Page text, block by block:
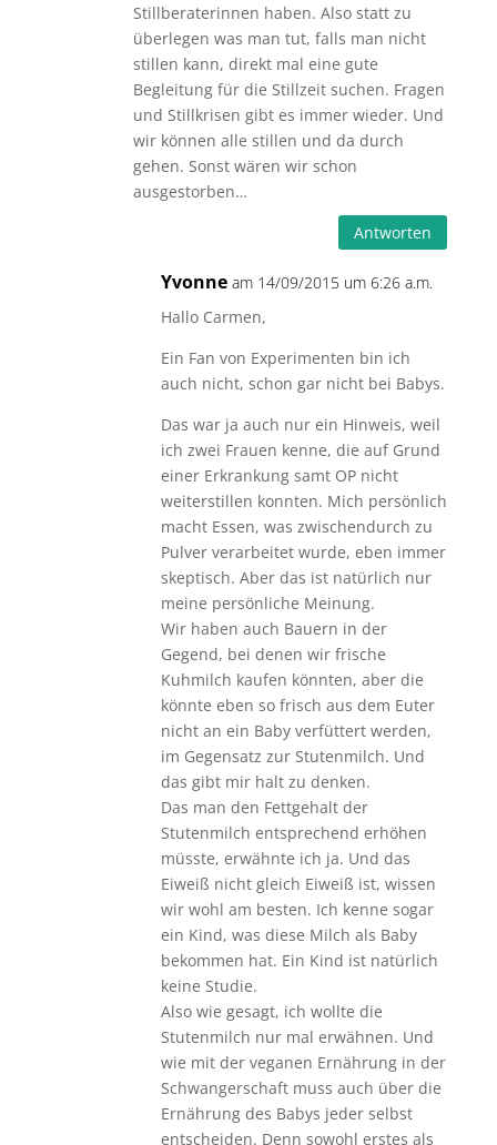
Stillberaterinnen haben. Also statt zu
überlegen was man tut, falls man nicht
stillen kann, direkt mal eine gute
Begleitung für die Stillzeit suchen. Fragen
und Stillkrisen gibt es immer wieder. Und
wir können alle stillen und da durch
gehen. Sonst wären wir schon
ausgestorben…
Antworten
Yvonne am 14/09/2015 um 6:26 a.m.
Hallo Carmen,
Ein Fan von Experimenten bin ich
auch nicht, schon gar nicht bei Babys.
Das war ja auch nur ein Hinweis, weil
ich zwei Frauen kenne, die auf Grund
einer Erkrankung samt OP nicht
weiterstillen konnten. Mich persönlich
macht Essen, was zwischendurch zu
Pulver verarbeitet wurde, eben immer
skeptisch. Aber das ist natürlich nur
meine persönliche Meinung.
Wir haben auch Bauern in der
Gegend, bei denen wir frische
Kuhmilch kaufen könnten, aber die
könnte eben so frisch aus dem Euter
nicht an ein Baby verfüttert werden,
im Gegensatz zur Stutenmilch. Und
das gibt mir halt zu denken.
Das man den Fettgehalt der
Stutenmilch entsprechend erhöhen
müsste, erwähnte ich ja. Und das
Eiweiß nicht gleich Eiweiß ist, wissen
wir wohl am besten. Ich kenne sogar
ein Kind, was diese Milch als Baby
bekommen hat. Ein Kind ist natürlich
keine Studie.
Also wie gesagt, ich wollte die
Stutenmilch nur mal erwähnen. Und
wie mit der veganen Ernährung in der
Schwangerschaft muss auch über die
Ernährung des Babys jeder selbst
entscheiden. Denn sowohl erstes als